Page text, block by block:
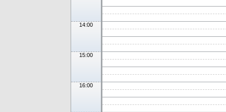
14:00
15:00
16:00